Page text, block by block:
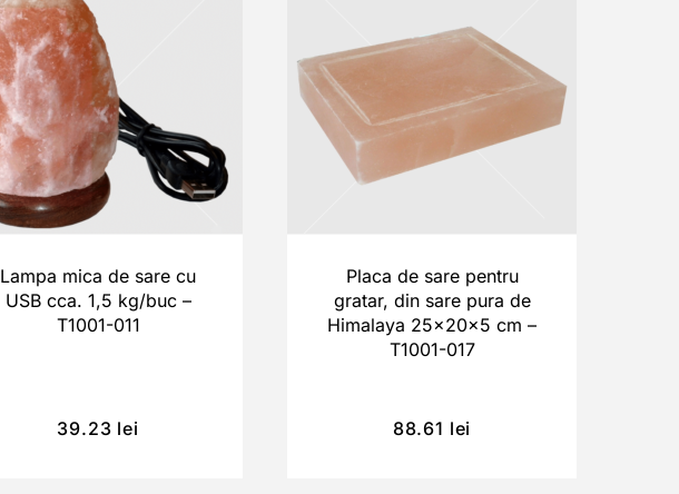
Lampa mica de sare cu
USB cca. 1,5 kg/buc –
T1001-011
39.23 lei
Placa de sare pentru
gratar, din sare pura de
Himalaya 25x20x5 cm –
T1001-017
88.61 lei